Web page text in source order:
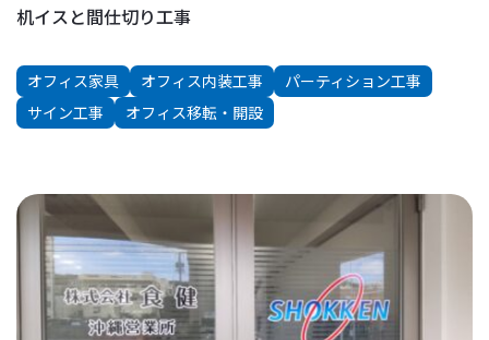
机イスと間仕切り工事
オフィス家具 オフィス内装工事
パーティション工事
サイン工事
オフィス移転・開設